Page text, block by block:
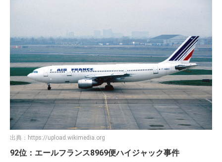
出典： https://upload.wikimedia.org
92位：エールフランス8969便ハイジャック事件